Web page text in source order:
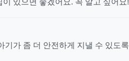
있으면 좋겠어요. 꼭 알고 싶어요!
기가 좀 더 안전하게 지낼 수 있도록